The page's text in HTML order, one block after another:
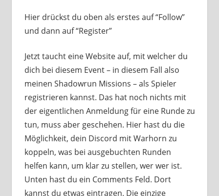
Hier drückst du oben als erstes auf “Follow”
und dann auf “Register”
Jetzt taucht eine Website auf, mit welcher du
dich bei diesem Event – in diesem Fall also
meinen Shadowrun Missions – als Spieler
registrieren kannst. Das hat noch nichts mit
der eigentlichen Anmeldung für eine Runde zu
tun, muss aber geschehen. Hier hast du die
Möglichkeit, dein Discord mit Warhorn zu
koppeln, was bei ausgebuchten Runden
helfen kann, um klar zu stellen, wer wer ist.
Unten hast du ein Comments Feld. Dort
kannst du etwas eintragen. Die einzige